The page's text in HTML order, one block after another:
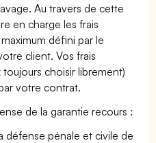
Au travers de cette
en charge les frais
défini par le
client. Vos frais
choisir librement)
votre contrat.
de la garantie recours :
défense pénale et civile de